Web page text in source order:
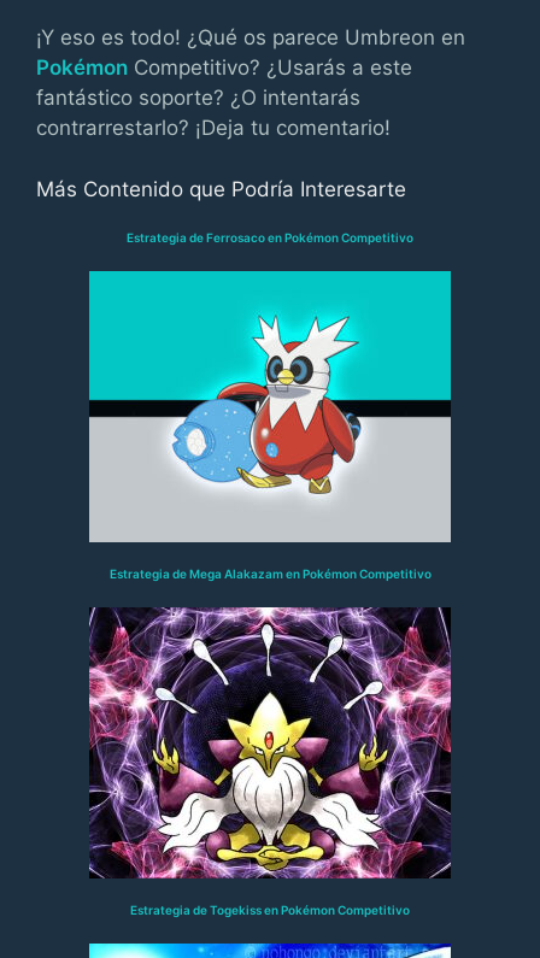
¡Y eso es todo! ¿Qué os parece Umbreon en
Pokémon Competitivo? ¿Usarás a este
fantástico soporte? ¿O intentarás
contrarrestarlo? ¡Deja tu comentario!
Más Contenido que Podría Interesarte
Estrategia de Ferrosaco en Pokémon Competitivo
Estrategia de Mega Alakazam en Pokémon Competitivo
Estrategia de Togekiss en Pokémon Competitivo